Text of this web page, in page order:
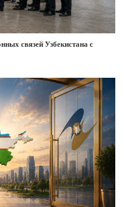
связей Узбекистана с